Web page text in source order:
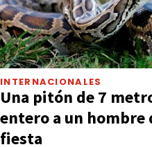
INTERNACIONALES
Una pitón de 7
entero a un hombre
fiesta